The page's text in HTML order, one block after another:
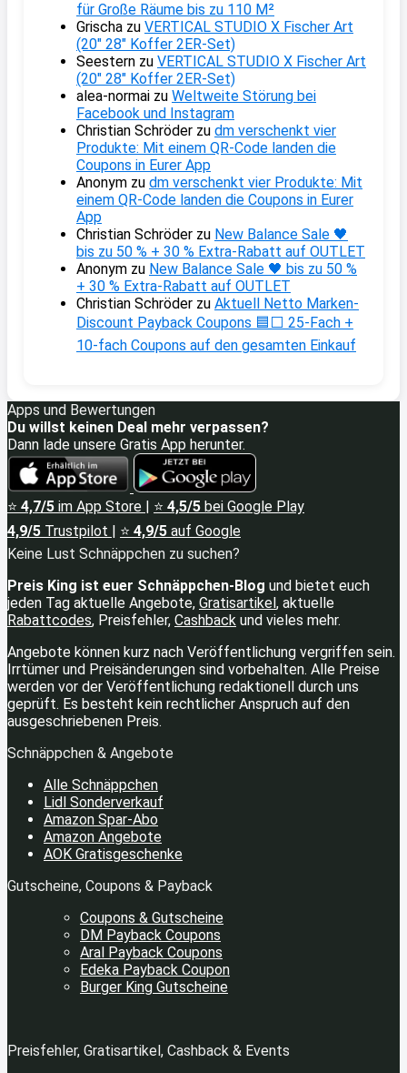
für Große Räume bis zu 110 M²
Grischa zu VERTICAL STUDIO X Fischer Art
(20″ 28″ Koffer 2ER-Set)
Seestern zu VERTICAL STUDIO X Fischer Art
(20″ 28″ Koffer 2ER-Set)
alea-normai zu Weltweite Störung bei
Facebook und Instagram
Christian Schröder zu dm verschenkt vier
Produkte: Mit einem QR-Code landen die
Coupons in Eurer App
Anonym zu dm verschenkt vier Produkte: Mit
einem QR-Code landen die Coupons in Eurer
App
Christian Schröder zu New Balance Sale 🖤
bis zu 50 % + 30 % Extra-Rabatt auf OUTLET
Anonym zu New Balance Sale 🖤 bis zu 50 %
+ 30 % Extra-Rabatt auf OUTLET
Christian Schröder zu Aktuell Netto Marken-
Discount Payback Coupons 🟦⬜ 25-Fach +
10-fach Coupons auf den gesamten Einkauf
Apps und Bewertungen
Du willst keinen Deal mehr verpassen?
Dann lade unsere Gratis App herunter.
⭐ 4,7/5 im App Store ⭐ 4,5/5 bei Google Play
4,9/5 Trustpilot ⭐ 4,9/5 auf Google
Keine Lust Schnäppchen zu suchen?
Preis King ist euer Schnäppchen-Blog und bietet euch
jeden Tag aktuelle Angebote, Gratisartikel , aktuelle
Rabattcodes, Preisfehler, Cashback und vieles mehr.
Angebote können kurz nach Veröffentlichung vergriffen sein.
Irrtümer und Preisänderungen sind vorbehalten. Alle Preise
werden vor der Veröffentlichung redaktionell durch uns
geprüft. Es besteht kein rechtlicher Anspruch auf den
ausgeschriebenen Preis.
Schnäppchen & Angebote
Alle Schnäppchen
Lidl Sonderverkauf
Amazon Spar-Abo
Amazon Angebote
AOK Gratisgeschenke
Gutscheine, Coupons & Payback
Coupons & Gutscheine
DM Payback Coupons
Aral Payback Coupons
Edeka Payback Coupon
Burger King Gutscheine
Preisfehler, Gratisartikel, Cashback & Events